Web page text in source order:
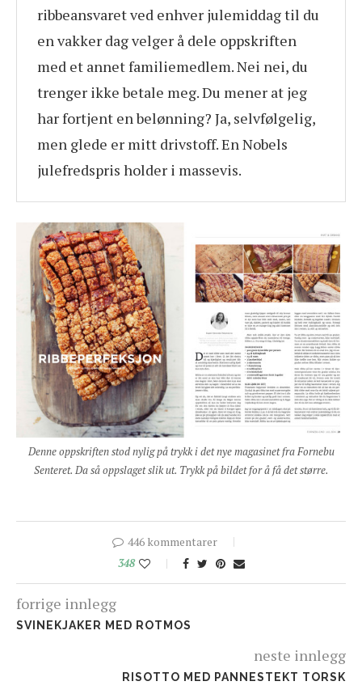
ribbeansvaret ved enhver julemiddag til du
en vakker dag velger å dele oppskriften
med et annet familiemedlem. Nei nei, du
trenger ikke betale meg. Du mener at jeg
har fortjent en belønning? Ja, selvfølgelig,
men glede er mitt drivstoff. En Nobels
julefredspris holder i massevis.
Denne oppskriften stod nylig på trykk i det nye magasinet fra Fornebu
Senteret. Da så oppslaget slik ut. Trykk på bildet for å få det større.
446 kommentarer
348
forrige innlegg
SVINEKJAKER MED ROTMOS
neste innlegg
RISOTTO MED PANNESTEKT TORSK